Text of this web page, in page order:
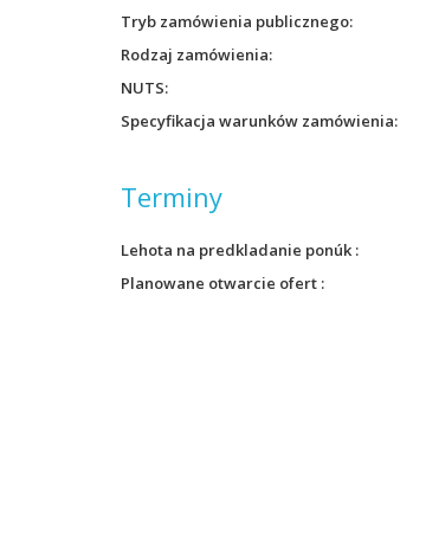
Tryb zamówienia publicznego
Rodzaj zamówienia
NUTS
Specyfikacja warunków zamówienia
Terminy
Lehota na predkladanie ponúk
Planowane otwarcie ofert